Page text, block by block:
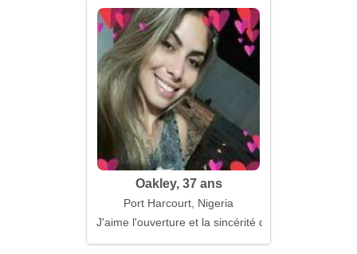
Oakley, 37 ans
Port Harcourt, Nigeria
J'aime l'ouverture et la sincérité dans les relations